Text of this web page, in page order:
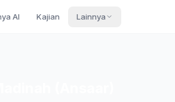
AI Kajian Lainnya